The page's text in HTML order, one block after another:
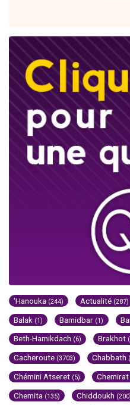
'Hanouka (244) Actualité (287)
Balak (1) Bamidbar (1)
Beth-Hamikdach (6) Brakhot
Cacheroute (3703) Chabbath
Chémini Atseret (5)
Chemita (135) Chiddoukh